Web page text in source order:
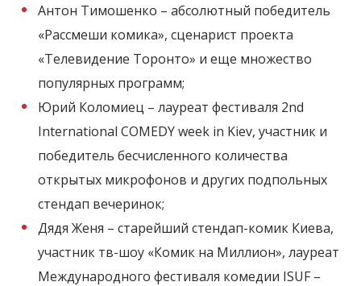
Антон Тимошенко – абсолютный победитель
«Рассмеши комика», сценарист проекта
«Телевидение Торонто» и еще множество
популярных программ;
Юрий Коломиец – лауреат фестиваля 2nd
International COMEDY week in Kiev, участник и
победитель бесчисленного количества
открытых микрофонов и других подпольных
стендап вечеринок;
Дядя Женя – старейший стендап-комик Киева,
участник тв-шоу «Комик на Миллион», лауреат
Международного фестиваля комедии ISUF –